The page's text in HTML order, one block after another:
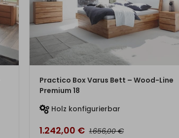
Practico Box Varus Bett – Wood-Line
Premium 18
Holz konfigurierbar
1.242,00 € 1.656,00€